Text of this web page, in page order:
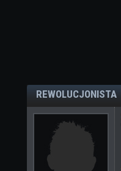
REWOLUCJONISTA